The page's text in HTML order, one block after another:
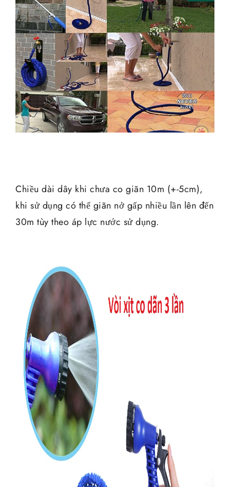
Chiều dài dây khi chưa co giãn 10m (+-5cm),
khi sử dụng có thể giãn nở gấp nhiều lần lên đến
30m tùy theo áp lực nước sử dụng.